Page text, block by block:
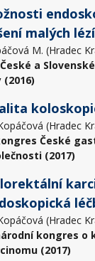
malých
M. (Hradec
a
(2016)
(Hradec
České
(2017)
(Hradec
kongres o
(2017)